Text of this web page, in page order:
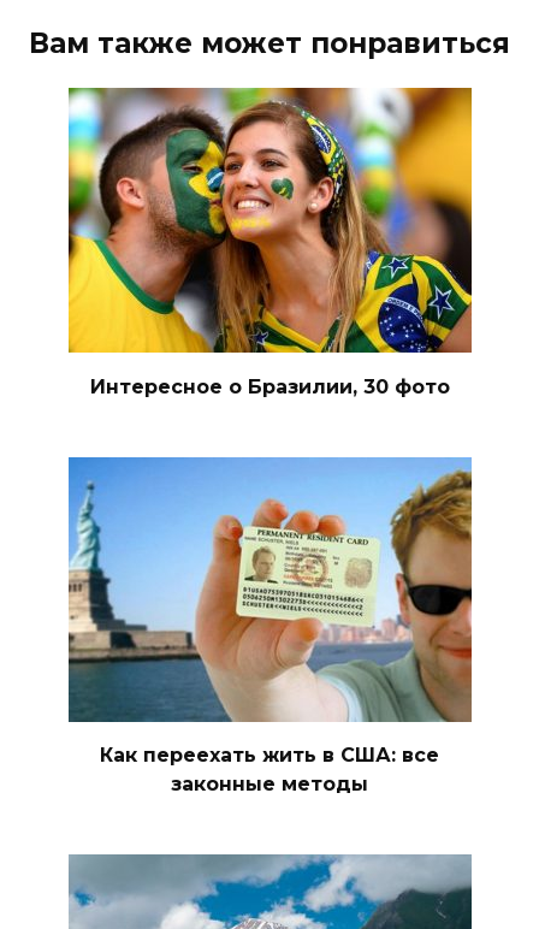
Вам также может понравиться
Интересное о Бразилии, 30 фото
Как переехать жить в США: все
законные методы